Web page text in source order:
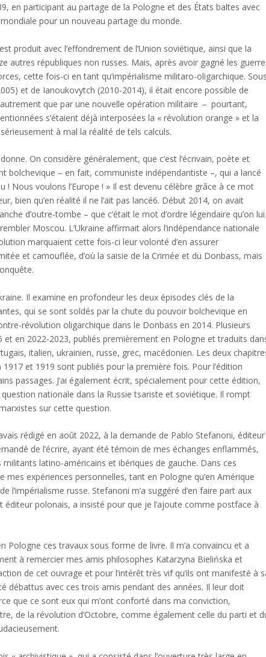
en participant au partage de la Pologne et des États baltes avec
pour un nouveau partage du monde.
produit avec l’effondrement de l’Union soviétique, ainsi que la
autres républiques non russes. Mais, après avoir gagné les
cette fois-ci en tant qu’impérialisme militaro-oligarchique.
et de Ianoukovytch (2010-2014), il était encore possible de
que par une nouvelle opération militaire – pourtant,
s’étaient déjà interposées la « révolution orange » et la
à mal la réalité de tels calculs.
On considère généralement, que c’est l’écrivain, poète et
bolchevique – en fait, communiste indépendantiste –, qui a lancé
! Nous voulons l’Europe ! » Il est devenu célèbre grâce à ce mot
bien qu’en réalité il ne l’ait pas lancé6. Début 2014, on avait
d’outre-tombe – que c’était le mot d’ordre légendaire qu’on lui
Moscou. L’Ukraine affirmait alors l’indépendance nationale
marquaient cette fois-ci leur volonté d’en assurer
et camouflée, d’où la saisie de la Crimée et du Donbass, mais
Il examine en profondeur les deux épisodes clés de la
qui se sont soldés par la chute du pouvoir bolchevique en
révolution oligarchique dans le Donbass en 2014. Plusieurs
en 2022-2023, publiés premièrement en Pologne et traduits
italien, ukrainien, russe, grec, macédonien. Les deux
et 1919 sont publiés pour la première fois. Pour l’édition
passages. J’ai également écrit, spécialement pour cette édition,
nationale dans la Russie tsariste et soviétique. Il rompt
sur cette question.
rédigé en août 2022, à la demande de Pablo Stefanoni, éditeur
de l’écrire, ayant été témoin de mes échanges enflammés,
latino-américains et ibériques de gauche. Dans ces
expériences personnelles, tant en Pologne qu’en Amérique
l’impérialisme russe. Stefanoni m’a suggéré d’en faire part aux
polonais, a insisté pour que je l’ajoute comme postface à
Pologne ces travaux sous forme de livre. Il m’a convaincu et a
à remercier mes amis philosophes Katarzyna Bielińska et
de cet ouvrage et pour l’intérêt très vif qu’ils ont manifesté à
débattus avec ces trois amis pendant des années. Il leur doit
que ce sont eux qui m’ont conforté dans ma conviction,
de la révolution d’Octobre, comme également celle du parti et